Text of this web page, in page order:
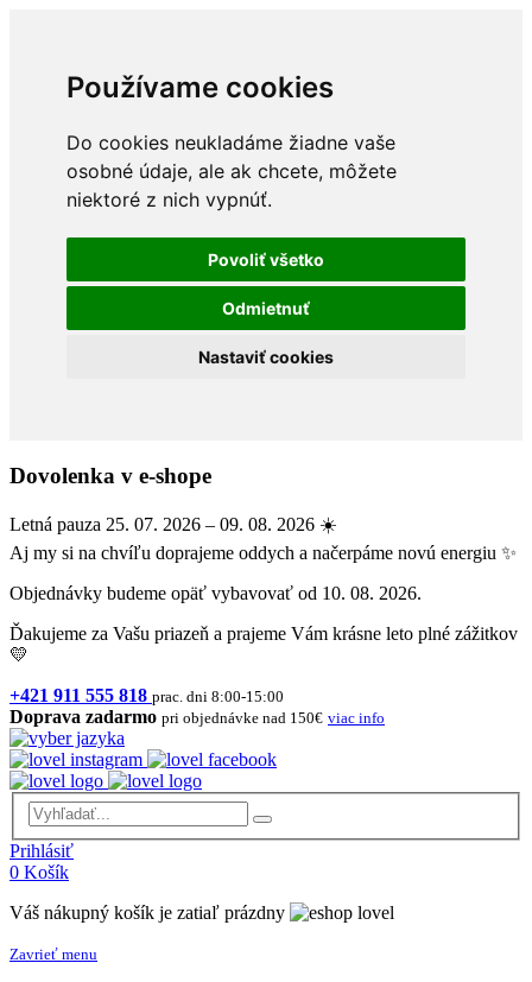
Používame cookies
Do cookies neukladáme žiadne vaše
osobné údaje, ale ak chcete, môžete
niektoré z nich vypnúť.
Povoliť všetko
Odmietnuť
Nastaviť cookies
Dovolenka v e-shope
Letná pauza 25. 07. 2026 – 09. 08. 2026 ☀️
Aj my si na chvíľu doprajeme oddych a načerpáme novú energiu ✨
Objednávky budeme opäť vybavovať od 10. 08. 2026.
Ďakujeme za Vašu priazeň a prajeme Vám krásne leto plné zážitkov
💛
+421 911 555 818 prac. dni 8:00-15:00
Doprava zadarmo pri objednávke nad 150€ viac info
Prihlásiť
0 Košík
Váš nákupný košík je zatiaľ prázdny
Zavrieť menu